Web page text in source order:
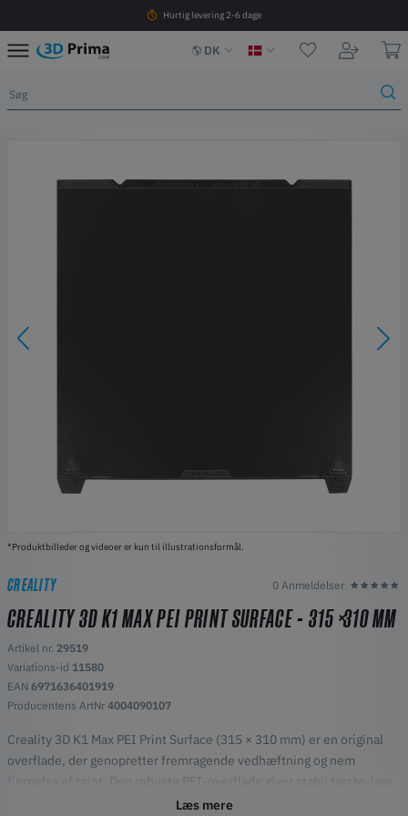
Hurtig levering 2-6 dage
DK
*Produktbilleder og videoer er kun til illustrationsformål.
CREALITY 0 Anmeldelser
CREALITY 3D K1 MAX PEI PRINT SURFACE - 315 X 310 MM
Artikel nr. 29519
Variations-id 11580
EAN 6971636401919
Producentens ArtNr 4004090107
Creality 3D K1 Max PEI Print Surface (315 × 310 mm) er en original
overflade, der genopretter fremragende vedhæftning og nem
fjernelse af print. Den robuste PEI-overflade giver stabil første-lags
vedhæftning og tåler opvarmet byggeplade. Træk, monter og kom i
Læs mere